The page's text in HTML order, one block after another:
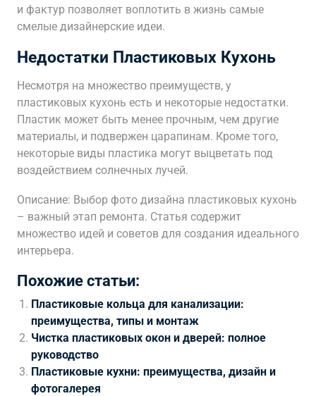
и фактур позволяет воплотить в жизнь самые
смелые дизайнерские идеи.
Недостатки Пластиковых Кухонь
Несмотря на множество преимуществ, у
пластиковых кухонь есть и некоторые недостатки.
Пластик может быть менее прочным, чем другие
материалы, и подвержен царапинам. Кроме того,
некоторые виды пластика могут выцветать под
воздействием солнечных лучей.
Описание: Выбор фото дизайна пластиковых кухонь
– важный этап ремонта. Статья содержит
множество идей и советов для создания идеального
интерьера.
Похожие статьи:
Пластиковые кольца для канализации:
преимущества, типы и монтаж
Чистка пластиковых окон и дверей: полное
руководство
Пластиковые кухни: преимущества, дизайн и
фотогалерея